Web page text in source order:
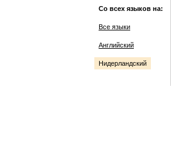
Со всех языков на:
Все языки
Английский
Нидерландский